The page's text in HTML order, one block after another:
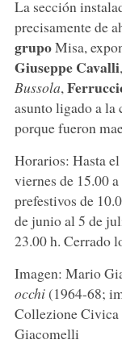
La sección
precisamente de
grupoMisa,
Giuseppe Cavalli
Bussola,
asunto ligado a
porque fueron
Horarios: Hasta
viernes de 15.00
prefestivos de
de junio al 5 de
23.00 h. Cerrado
Imagen: Mario
occhi(1964-68;
Collezione
Giacomelli